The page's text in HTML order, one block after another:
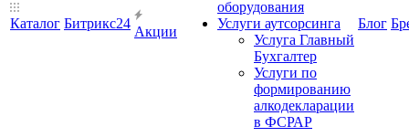
Каталог Битрикс24
Акции
оборудования
Услуги аутсорсинга
Услуга Главный
Бухгалтер
Услуги по
формированию
алкодекларации
в ФСРАР
Блог